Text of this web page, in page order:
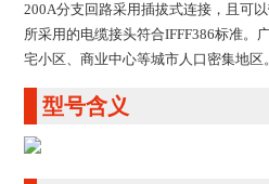
200A分支回路采用插拔式连接，且可
所采用的电缆接头符合IFFF386标准。
宅小区、商业中心等城市人口密集地区。
型号含义